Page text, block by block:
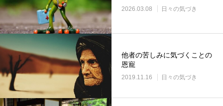
2026.03.08 日々の気づき
他者の苦しみに気づくことの
恩寵
2019.11.16 日々の気づき